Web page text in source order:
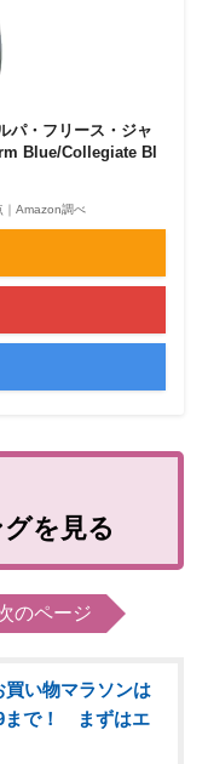
パ・フリース・ジャ
Blue/Collegiate Bl
Amazon調べ
を見る
のページ
買い物マラソンは
まで！ まずはエ